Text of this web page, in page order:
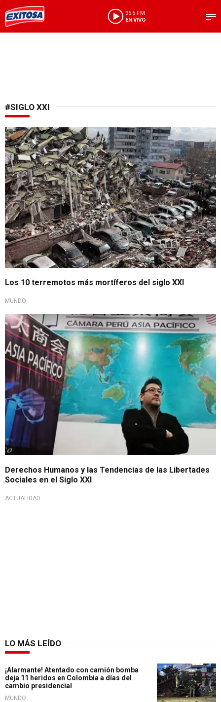
95.5 FM
EN VIVO
#SIGLO XXI
Terremotos mortales
Los 10 terremotos más mortíferos del siglo XXI
MUNDO
Derechos Humanos y las Tendencias de las Libertades
Sociales en el Siglo XXI
ACTUALIDAD
LO MÁS LEÍDO
¡Alarmante! Atentado con camión bomba
deja 11 heridos en Colombia a días del
cambio presidencial
MUNDO